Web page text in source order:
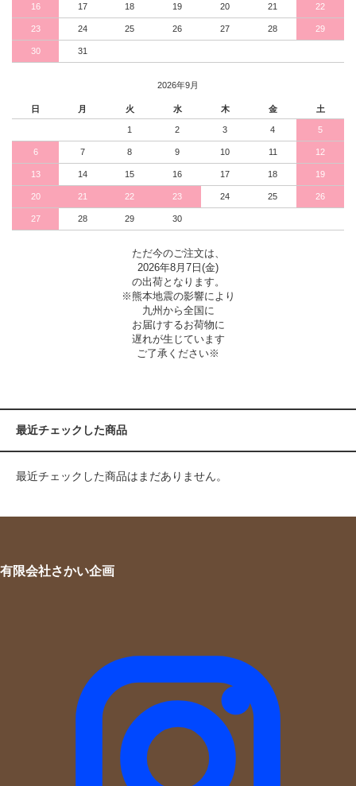
16 17 18 19 20 21 22
23 24 25 26 27 28 29
30 31
2026年9月
日 月 火 水 木 金 土
1 2 3 4 5
6 7 8 9 10 11 12
13 14 15 16 17 18 19
20 21 22 23 24 25 26
27 28 29 30
ただ今のご注文は、
2026年8月7日(金)
の出荷となります。
※熊本地震の影響により
九州から全国に
お届けするお荷物に
遅れが生じています
ご了承ください※
最近チェックした商品
最近チェックした商品はまだありません。
有限会社さかい企画